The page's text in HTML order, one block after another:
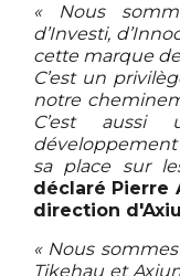
« Nous
d’Investi,
cette marque
C’est un
notre
C’est aussi
développement
sa place sur
déclaré Pierre
direction
« Nous
Tikehau et